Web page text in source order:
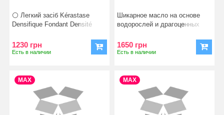
⚪️ Легкий засіб Kérastase
Densifique Fondant Densité
1230 грн
Есть в наличии
Шикарное масло на основе
водорослей и драгоценных
1650 грн
Есть в наличии
MAX MAX